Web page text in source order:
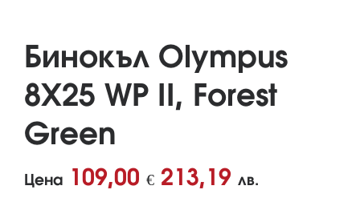
Бинокъл Olympus
8X25 WP II, Forest
Green
Цена 109,00 € 213,19 лв.